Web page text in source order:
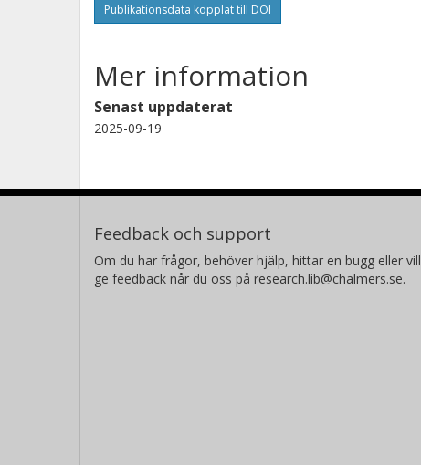
Publikationsdata kopplat till DOI
Mer information
Senast uppdaterat
2025-09-19
Feedback och support
Om du har frågor, behöver hjälp, hittar en bugg eller vill
ge feedback når du oss på research.lib@chalmers.se.